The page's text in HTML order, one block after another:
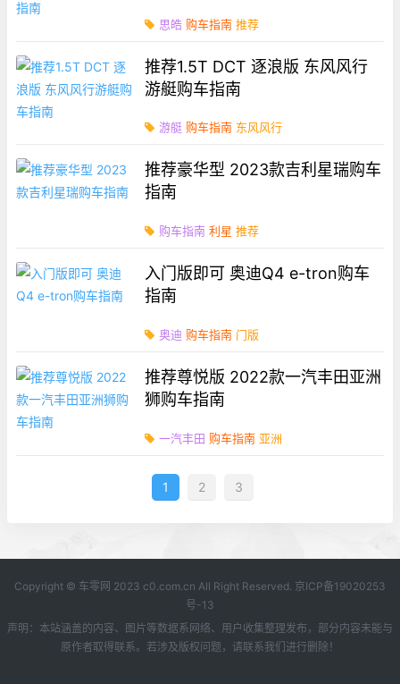
思皓 购车指南 推荐
推荐1.5T DCT 逐浪版 东风风行
游艇购车指南
游艇 购车指南 东风风行
推荐豪华型 2023款吉利星瑞购车
指南
购车指南 利星 推荐
入门版即可 奥迪Q4 e-tron购车
指南
奥迪 购车指南 门版
推荐尊悦版 2022款一汽丰田亚洲
狮购车指南
一汽丰田 购车指南 亚洲
1 2 3
Copyright © 车零网 2023 c0.com.cn All Right Reserved. 京ICP备19020253
号-13
声明：本站涵盖的内容、图片等数据系网络、用户收集整理发布，部分内容未能与
原作者取得联系。若涉及版权问题，请联系我们进行删除！